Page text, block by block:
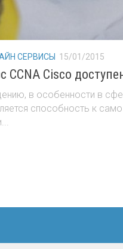
СЕРВИСЫ 15/01/2015
CCNA Сisco
в особенности в
способность к